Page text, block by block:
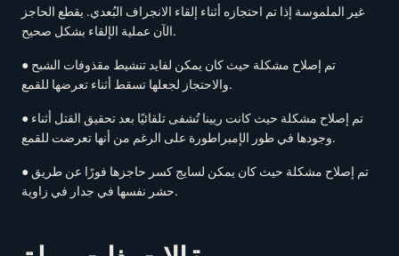
غير الملموسة إذا تم احتجازه أثناء إلقاء الانجراف البُعدي. يقطع الحاجز
الآن عملية الإلقاء بشكل صحيح.
● تم إصلاح مشكلة حيث كان يمكن لفايد تنشيط مقذوفات الشبح
والاحتجاز لجعلها تسقط أثناء تعرضها للقمع.
● تم إصلاح مشكلة حيث كانت ريينا تُشفى تلقائيًا بعد تحقيق القتل أثناء
وجودها في طور الإمبراطورة على الرغم من أنها تعرضت للقمع.
● تم إصلاح مشكلة حيث كان يمكن لسايج كسر حاجزها فورًا عن طريق
حشر نفسها في جدار في زاوية.